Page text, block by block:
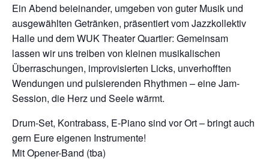
Ein Abend beieinander, umgeben von guter Musik und
ausgewählten Getränken, präsentiert vom Jazzkollektiv
Halle und dem WUK Theater Quartier: Gemeinsam
lassen wir uns treiben von kleinen musikalischen
Überraschungen, improvisierten Licks, unverhofften
Wendungen und pulsierenden Rhythmen – eine Jam-
Session, die Herz und Seele wärmt.
Drum-Set, Kontrabass, E-Piano sind vor Ort – bringt auch
gern Eure eigenen Instrumente!
Mit Opener-Band (tba)